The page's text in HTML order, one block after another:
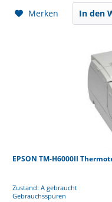
Merken In den
EPSON TM-H6000II
Zustand: A gebraucht
Gebrauchsspuren